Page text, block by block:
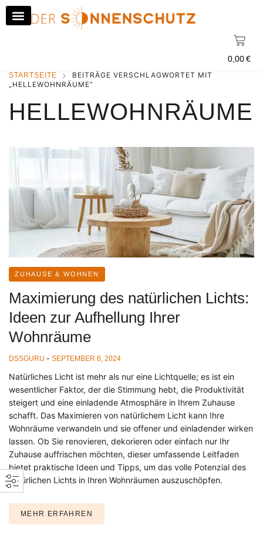
0,00€
STARTSEITE
BEITRÄGE VERSCHLAGWORTET MIT
„HELLEWOHNRÄUME“
HELLEWOHNRÄUME
ZUHAUSE & WOHNEN
Maximierung des natürlichen Lichts:
Ideen zur Aufhellung Ihrer
Wohnräume
DSSGURU - SEPTEMBER 6, 2024
Natürliches Licht ist mehr als nur eine Lichtquelle; es ist ein
wesentlicher Faktor, der die Stimmung hebt, die Produktivität
steigert und eine einladende Atmosphäre in Ihrem Zuhause
schafft. Das Maximieren von natürlichem Licht kann Ihre
Wohnräume verwandeln und sie offener und einladender wirken
lassen. Ob Sie renovieren, dekorieren oder einfach nur Ihr
Zuhause auffrischen möchten, dieser umfassende Leitfaden
bietet praktische Ideen und Tipps, um das volle Potenzial des
natürlichen Lichts in Ihren Wohnräumen auszuschöpfen.
MEHR ERFAHREN